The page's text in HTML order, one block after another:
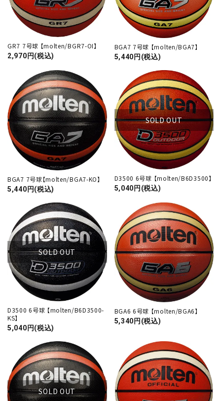
GR7 7号球 【molten/BGR7-OI】
2,970円(税込)
BGA7 7号球 【molten/BGA7】
5,440円(税込)
BGA7 7号球【molten/BGA7-KO】
5,440円(税込)
SOLD OUT
D3500 6号球 【molten/B6D3500】
5,040円(税込)
SOLD OUT
D3500 6号球 【molten/B6D3500-
KS】
5,040円(税込)
BGA6 6号球 【molten/BGA6】
5,340円(税込)
SOLD OUT